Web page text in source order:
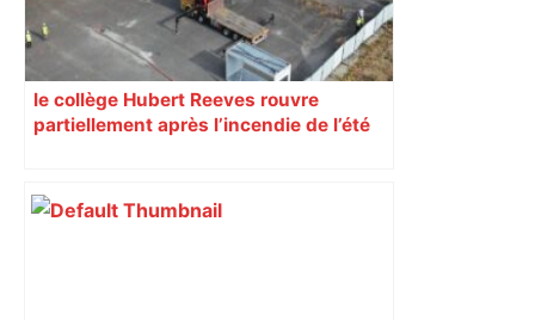
le collège Hubert Reeves rouvre
partiellement après l’incendie de l’été